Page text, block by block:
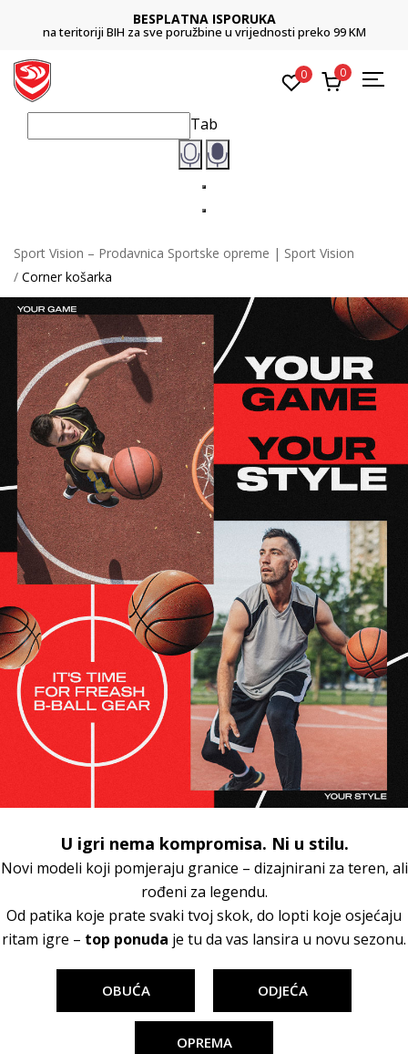
BESPLATNA ISPORUKA
na teritoriji BIH za sve poružbine u vrijednosti preko 99 KM
0 0
Tab
Sport Vision – Prodavnica Sportske opreme | Sport Vision
Corner košarka
U igri nema kompromisa. Ni u stilu.
Novi modeli koji pomjeraju granice – dizajnirani za teren, ali
rođeni za legendu.
Od patika koje prate svaki tvoj skok, do lopti koje osjećaju
ritam igre – top ponuda je tu da vas lansira u novu sezonu.
OBUĆA ODJEĆA
OPREMA